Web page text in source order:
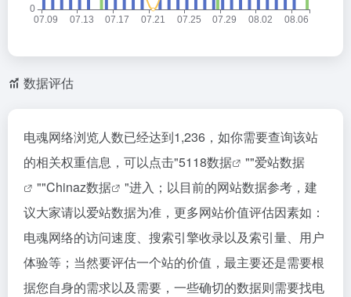
数据评估
电魂网络浏览人数已经达到1,236，如你需要查询该站
的相关权重信息，可以点击"5118数据 ""爱站数据
""Chinaz数据
"进入；以目前的网站数据参考，建
议大家请以爱站数据为准，更多网站价值评估因素如：
电魂网络的访问速度、搜索引擎收录以及索引量、用户
体验等；当然要评估一个站的价值，最主要还是需要根
据您自身的需求以及需要，一些确切的数据则需要找电